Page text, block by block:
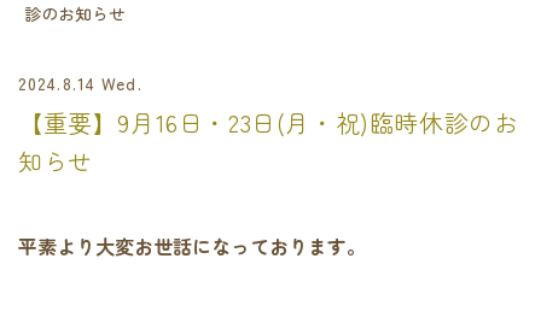
診のお知らせ
2024.8.14 Wed.
【重要】9月16日・23日(月・祝)臨時休診のお
知らせ
平素より大変お世話になっております。